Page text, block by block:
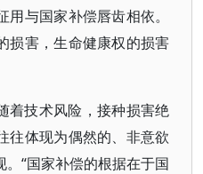
与国家补偿唇齿相依。
损害，生命健康权的损害
着技术风险，接种损害绝
往体现为偶然的、非意欲
“国家补偿的根据在于国